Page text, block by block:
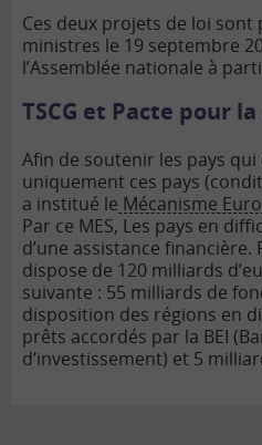
Ces deux projets de loi sont
ministres le 19 septembre
l’Assemblée nationale à
TSCG et Pacte pour
Afin de soutenir les pays qui
uniquement ces pays
a institué le Mécanisme
Par ce MES, Les pays en
d’une assistance financière.
dispose de 120 milliards
suivante : 55 milliards de
disposition des régions en
prêts accordés par la BEI
d’investissement) et 5